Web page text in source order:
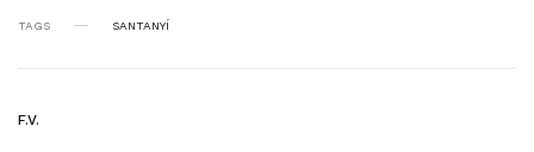
TAGS SANTANYÍ
F.V.